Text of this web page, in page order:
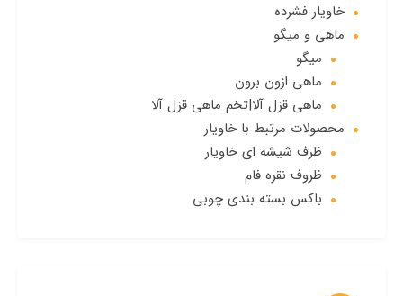
خاویار فشرده
ماهی و میگو
میگو
ماهی ازون برون
ماهی قزل آلا|تخم ماهی قزل آلا
محصولات مرتبط با خاویار
ظرف شیشه ای خاویار
ظروف نقره فام
باکس بسته بندی چوبی